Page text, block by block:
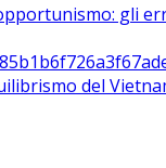
gli
del